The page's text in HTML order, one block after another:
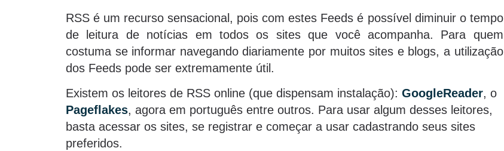
RSS é um recurso sensacional, pois com estes Feeds é possível diminuir o tempo
de leitura de notícias em todos os sites que você acompanha. Para quem
costuma se informar navegando diariamente por muitos sites e blogs, a utilização
dos Feeds pode ser extremamente útil.
Existem os leitores de RSS online (que dispensam instalação): GoogleReader, o
Pageflakes, agora em português entre outros. Para usar algum desses leitores,
basta acessar os sites, se registrar e começar a usar cadastrando seus sites
preferidos.